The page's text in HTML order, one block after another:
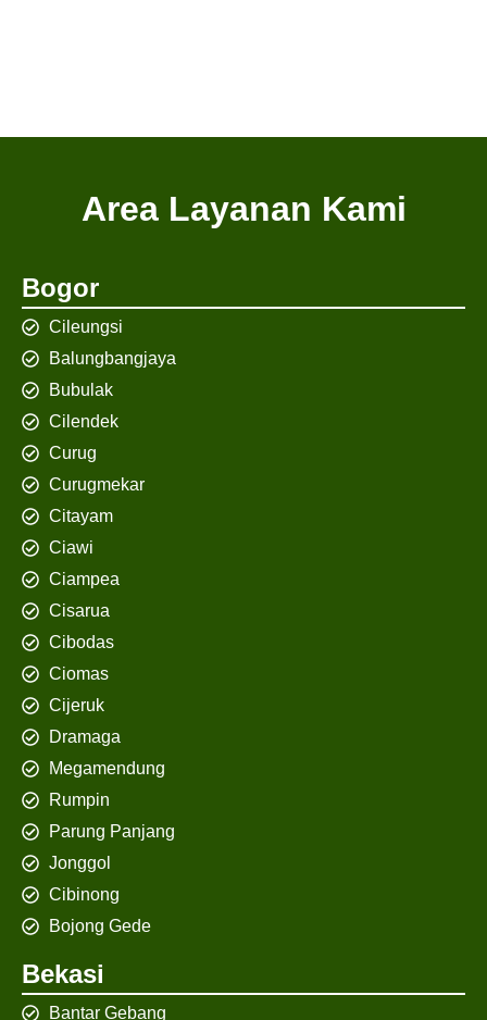
Area Layanan Kami
Bogor
Cileungsi
Balungbangjaya
Bubulak
Cilendek
Curug
Curugmekar
Citayam
Ciawi
Ciampea
Cisarua
Cibodas
Ciomas
Cijeruk
Dramaga
Megamendung
Rumpin
Parung Panjang
Jonggol
Cibinong
Bojong Gede
Bekasi
Bantar Gebang